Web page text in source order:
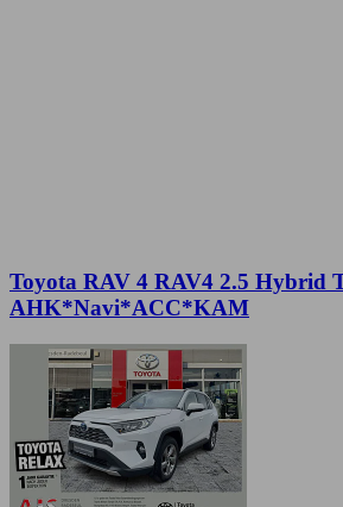
Toyota RAV 4 RAV4 2.5 Hybrid
AHK*Navi*ACC*KAM